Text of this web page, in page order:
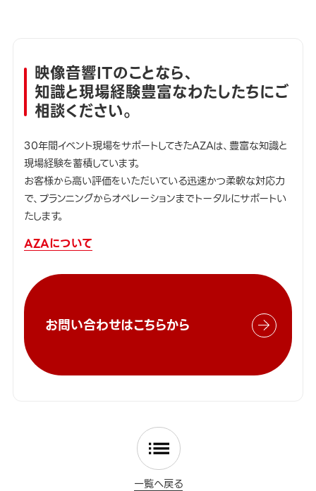
映像音響ITのことなら、
知識と現場経験豊富なわたしたちにご
相談ください。
30年間イベント現場をサポートしてきたAZAは、豊富な知識と
現場経験を蓄積しています。
お客様から高い評価をいただいている迅速かつ柔軟な対応力
で、プランニングからオペレーションまでトータルにサポートい
たします。
AZAについて
お問い合わせはこちらから
一覧へ戻る